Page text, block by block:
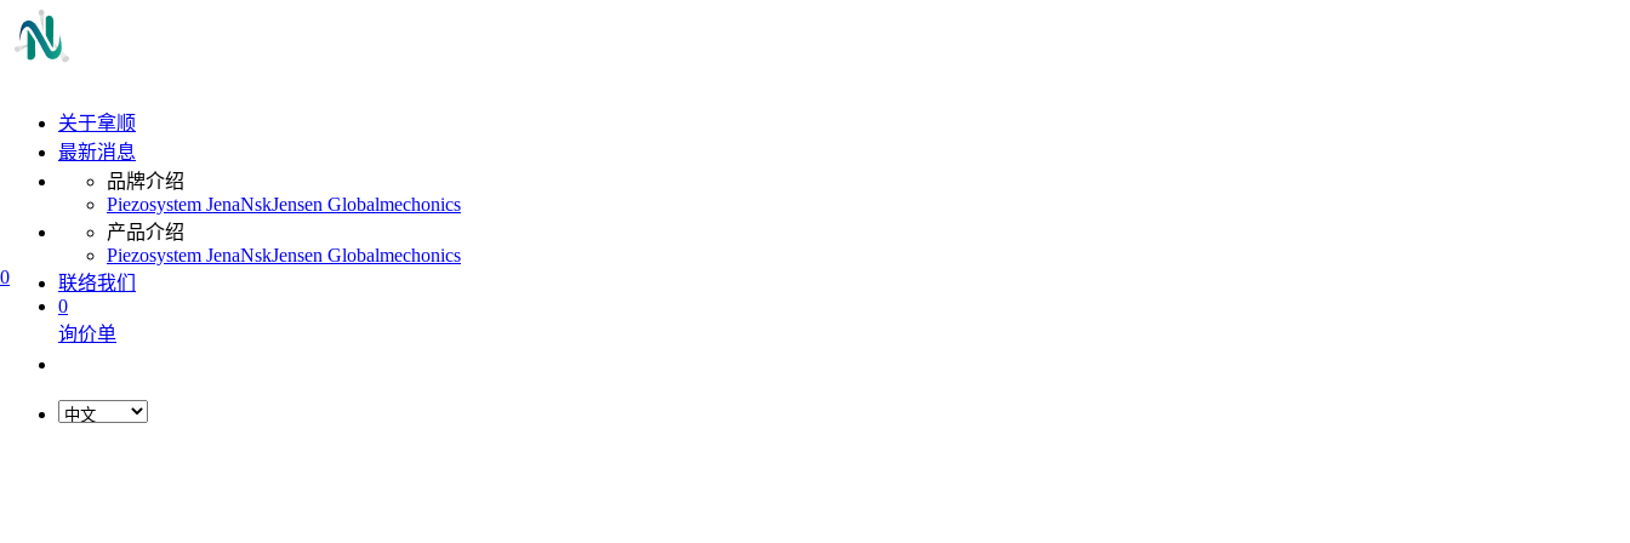
0
关于拿顺
最新消息
品牌介绍
Piezosystem JenaNskJensen Globalmechonics
产品介绍
Piezosystem JenaNskJensen Globalmechonics
联络我们
0
询价单